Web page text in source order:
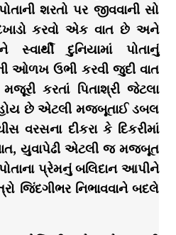
શરતો પર જીવવાની સો
કરવો એક વાત છે અને
સ્વાર્થી દુનિયામાં પોતાનું
ઓળખ ઉભી કરવી જુદી વાત
કરતાં પિતાશ્રી જેટલા
છે એટલી મજબૂતાઈ ડબલ
દીકરા કે દિકરીમાં
યુવાપેઢી એટલી જ મજબૂત
પ્રેમનું બલિદાન આપીને
જિંદગીભર નિભાવવાને બદલે